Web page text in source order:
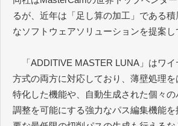
るが、近年は「足し算の加工」である
なソフトウェアソリューションを提案し
「ADDITIVE MASTER LUNA」はワイ
方式の両方に対応しており、薄壁処理
特化した機能や、自動生成された個々
調整を可能にする強力なパス編集機能